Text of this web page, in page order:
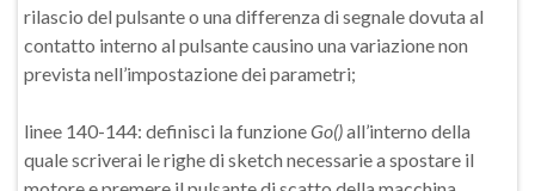
rilascio del pulsante o una differenza di segnale dovuta al
contatto interno al pulsante causino una variazione non
prevista nell’impostazione dei parametri;
linee 140-144: definisci la funzioneGo()all’interno della
quale scriverai le righe di sketch necessarie a spostare il